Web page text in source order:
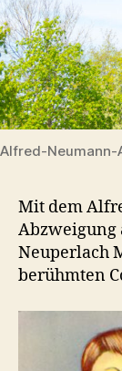
Alfred-Neumann-
Mit dem
Abzweigung
Neuperlach
berühmten